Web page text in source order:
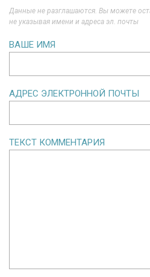
Данные не разглашаются. Вы можете
не указывая имени и адреса эл. почты
ВАШЕ ИМЯ
АДРЕС ЭЛЕКТРОННОЙ ПОЧТЫ
ТЕКСТ КОММЕНТАРИЯ